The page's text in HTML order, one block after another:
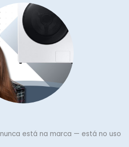
está na marca — está no uso